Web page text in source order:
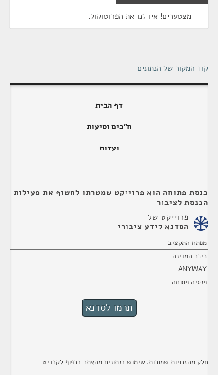
מצטערים! אין לנו את הפרוטוקול.
קוד המקור של הנתונים
דף הבית
ח"כים וסיעות
ועדות
כנסת פתוחה הוא פרוייקט שמטרתו לחשוף את פעילות
הכנסת לציבור
פרוייקט של
הסדנא לידע ציבורי
מפתח התקציב
כיכר המדינה
ANYWAY
פנסיה פתוחה
חלק מהזכויות שמורות. שימוש בנתונים מהאתר בכפוף לקרדיט